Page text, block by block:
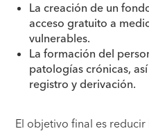
La creación de un
acceso gratuito a
vulnerables.
La formación del
patologías crónicas,
registro y derivación.
El objetivo final es